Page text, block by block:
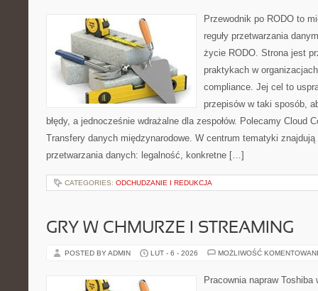
Przewodnik po RODO to
reguły przetwarzania
życie RODO. Strona jest
praktykach w
compliance. Jej cel to
przepisów w taki sposób,
błędy, a jednocześnie wdrażalne dla zespołów. Polecamy Cloud
Transfery danych międzynarodowe. W centrum tematyki znajdują
przetwarzania danych: legalność, konkretne […]
CATEGORIES: ODCHUDZANIE I REDUKCJA
GRY W CHMURZE I STREAMING
POSTED BY ADMIN LUT - 6 - 2026 MOŻLIWOŚĆ
Pracownia napraw